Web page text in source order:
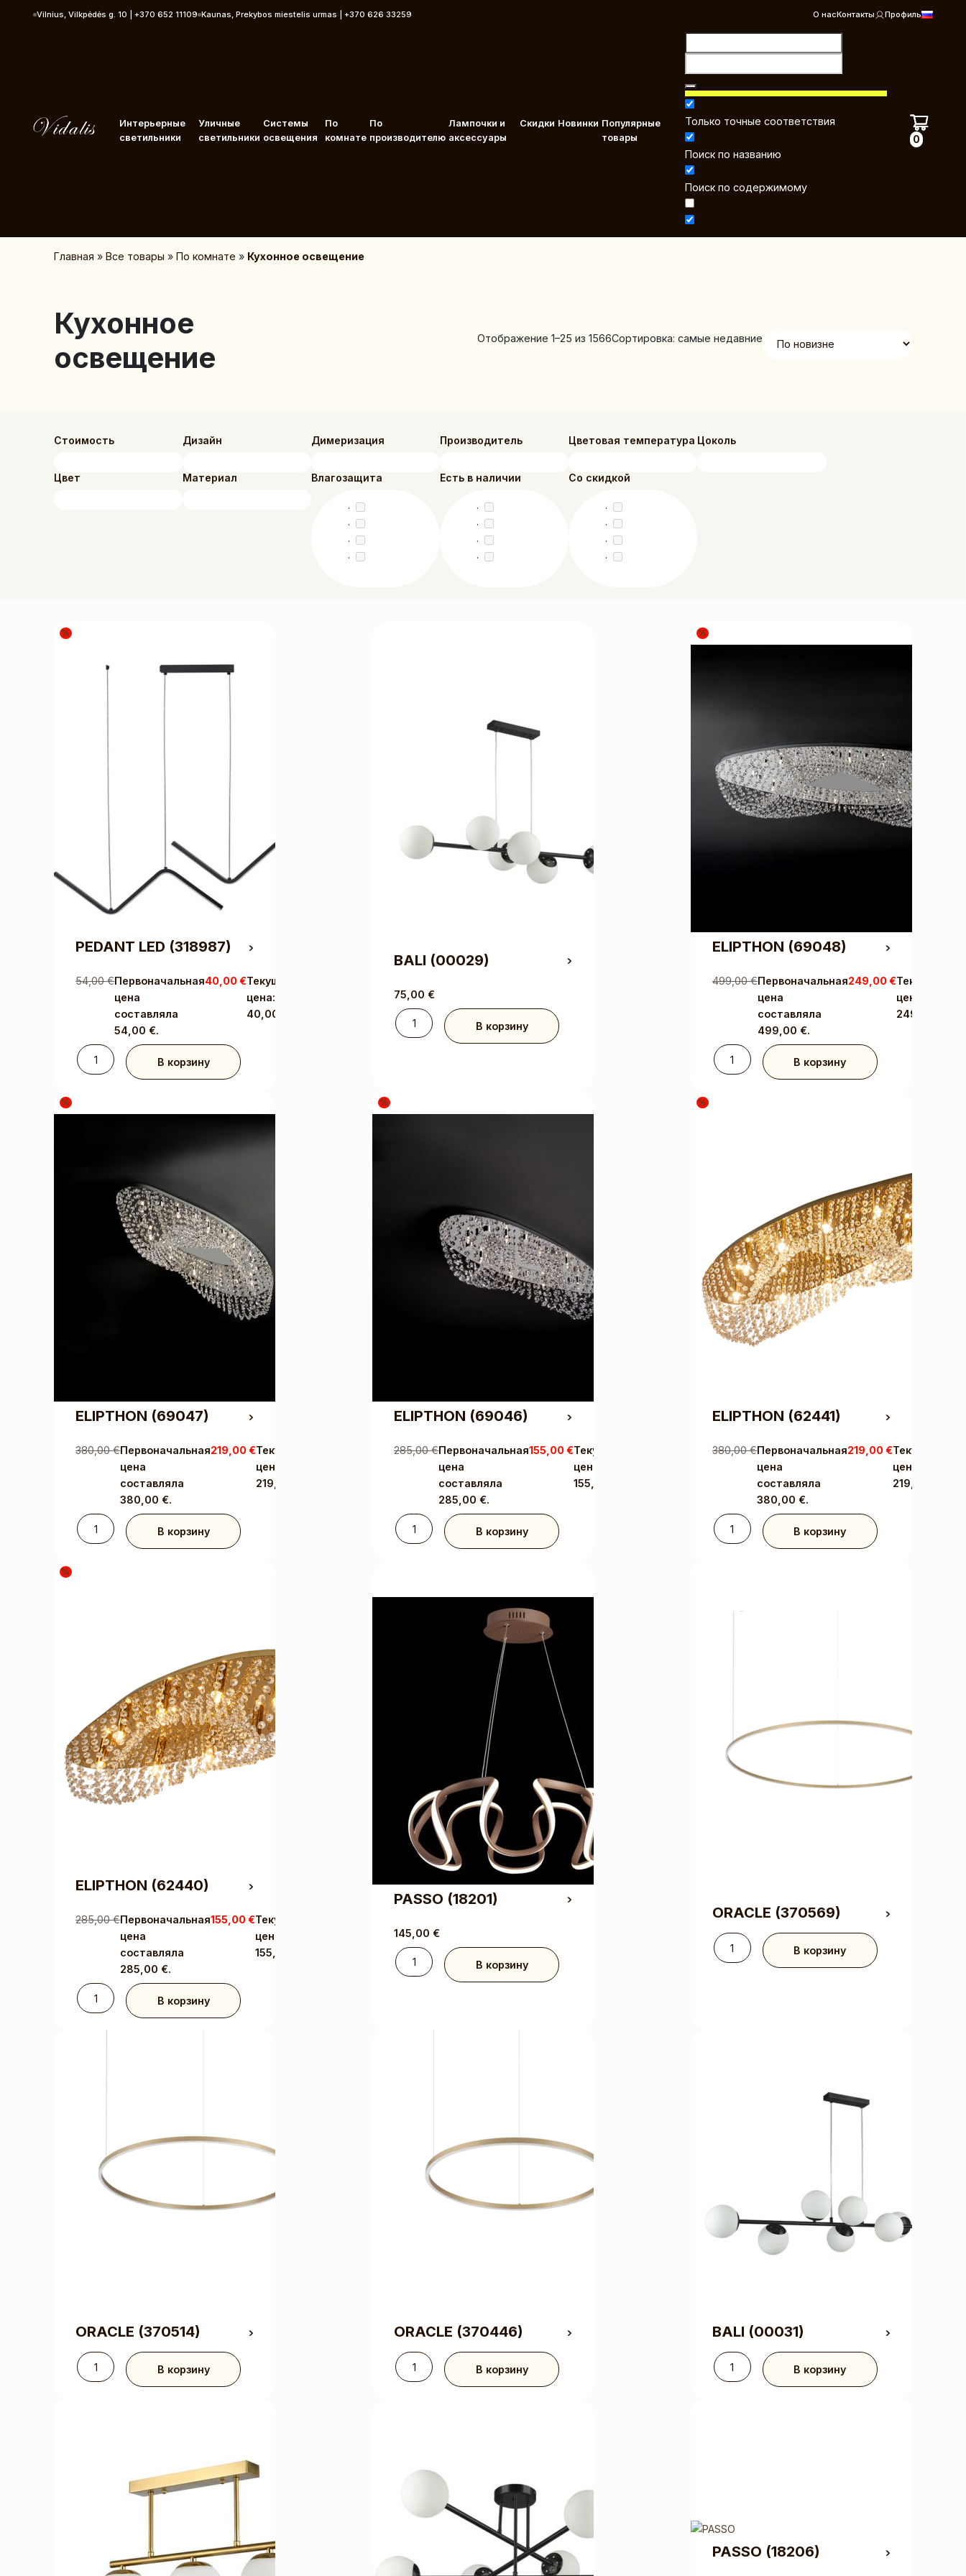
Vilnius, Vilkpėdės g. 10 | +370 652 11109 Kaunas, Prekybos miestelis urmas | +370 626 33259 О насКонтакты Профиль
Интерьерные
светильники
Уличные
светильники
Системы
освещения
По
комнате
По
производителю
Лампочки и
аксессуары
Скидки Новинки Популярные
товары
Только точные соответствия
Поиск по названию
Поиск по содержимому
0
Главная » Все товары » По комнате » Кухонное освещение
Кухонное
освещение
Отображение 1–25 из 1566Сортировка: самые недавние
Стоимость Дизайн Димеризация Производитель Цветовая температура Цоколь
Цвет Материал Влагозащита Есть в наличии Со скидкой
%
PEDANT LED (318987)
54,00€Первоначальная
цена
составляла
54,00 €.
40,00€Текущая
цена:
40,00 €.
В корзину
BALI (00029)
75,00 €
В корзину
%
ELIPTHON (69048)
499,00€Первоначальная
цена
составляла
499,00 €.
249,00€Текущая
цена:
249,00 €.
В корзину
%
ELIPTHON (69047)
380,00€Первоначальная
цена
составляла
380,00 €.
219,00€Текущая
цена:
219,00 €.
В корзину
%
ELIPTHON (69046)
285,00€Первоначальная
цена
составляла
285,00 €.
155,00€Текущая
цена:
155,00 €.
В корзину
%
ELIPTHON (62441)
380,00€Первоначальная
цена
составляла
380,00 €.
219,00€Текущая
цена:
219,00 €.
В корзину
%
ELIPTHON (62440)
285,00€Первоначальная
цена
составляла
285,00 €.
155,00€Текущая
цена:
155,00 €.
В корзину
PASSO (18201)
145,00 €
В корзину
ORACLE (370569)
В корзину
ORACLE (370514)
В корзину
ORACLE (370446)
В корзину
BALI (00031)
В корзину
PASSO (18206)